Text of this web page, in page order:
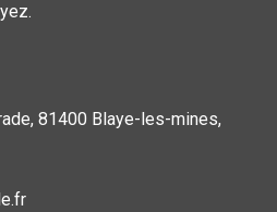
81400 Blaye-les-mines,